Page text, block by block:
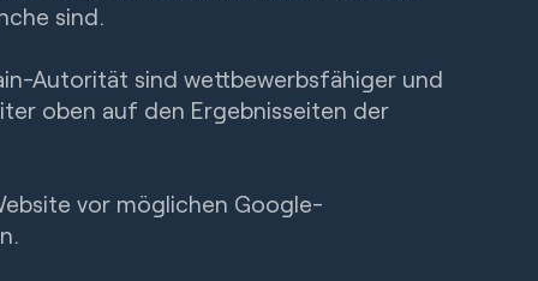
sind.
Autorität sind wettbewerbsfähiger und
oben auf den Ergebnisseiten der
vor möglichen Google-